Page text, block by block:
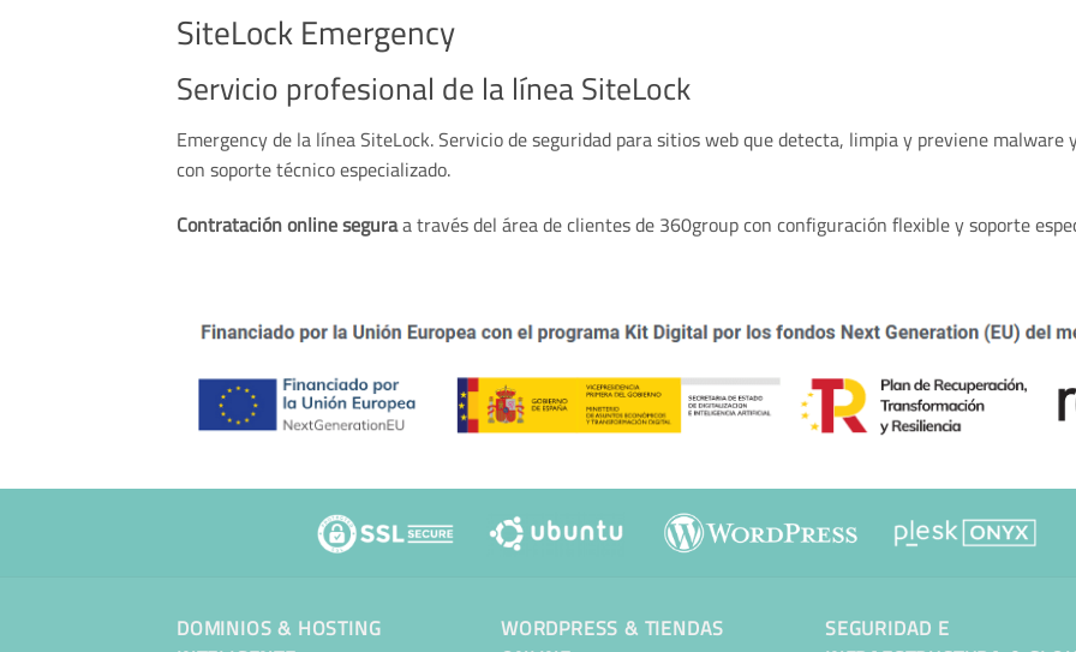
SiteLock Emergency
Servicio profesional de la línea SiteLock
Emergency de la línea SiteLock. Servicio de seguridad para sitios web que detecta, limpia y previene malware
con soporte técnico especializado.
Contratación online seguraa través del área de clientes de 360group con configuración flexible y soporte
DOMINIOS & HOSTING
WORDPRESS & TIENDAS
SEGURIDAD E